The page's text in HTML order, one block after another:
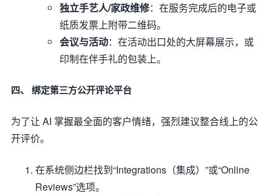
独立手艺人/家政维修：在服务完成后的电子或
纸质发票上附带二维码。
会议与活动：在活动出口处的大屏幕展示，或
印制在伴手礼的包装上。
四、 绑定第三方公开评论平台
为了让 AI 掌握最全面的客户情绪，强烈建议整合线上的公
开评价。
在系统侧边栏找到“Integrations（集成）”或“Online
Reviews”选项。